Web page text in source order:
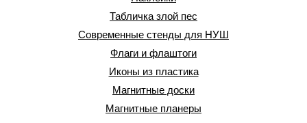
Табличка злой пес
Современные стенды для НУШ
Флаги и флаштоги
Иконы из пластика
Магнитные доски
Магнитные планеры